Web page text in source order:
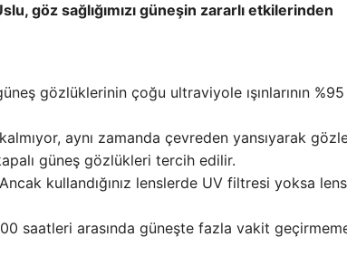
göz sağlığımızı güneşin zararlı etkilerinden
gözlüklerinin çoğu ultraviyole ışınlarının
aynı zamanda çevreden yansıyarak
güneş gözlükleri tercih edilir.
kullandığınız lenslerde UV filtresi yoksa
saatleri arasında güneşte fazla vakit